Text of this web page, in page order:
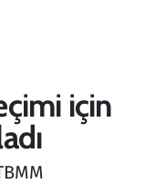
için